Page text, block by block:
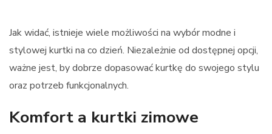
Jak widać, istnieje wiele możliwości na wybór modne i
stylowej kurtki na co dzień. Niezależnie od dostępnej opcji,
ważne jest, by dobrze dopasować kurtkę do swojego stylu
oraz potrzeb funkcjonalnych.
Komfort a kurtki zimowe